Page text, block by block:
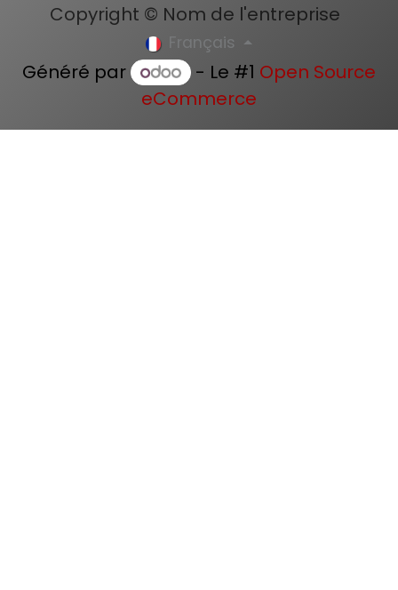
Copyright © Nom de l'entreprise
Français
Généré par - Le #1 Open Source
eCommerce